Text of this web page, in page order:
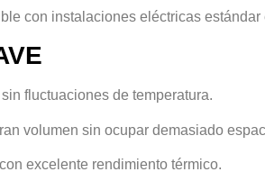
con instalaciones eléctricas estándar
fluctuaciones de temperatura.
volumen sin ocupar demasiado
excelente rendimiento térmico.